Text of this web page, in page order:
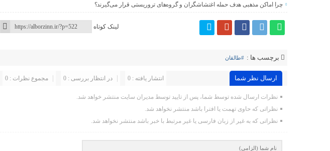
چرا اماکن مذهبی هدف حمله اغتشاشگران و گروه‌های تروریستی قرار می‌گیرند؟
لینک کوتاه
برچسب ها : #طالقان
ارسال نظر شما مجموع نظرات : 0 در انتظار بررسی : 0 انتشار یافته : 0
نظرات ارسال شده توسط شما، پس از تایید توسط مدیران سایت منتشر خواهد شد.
نظراتی که حاوی تهمت یا افترا باشد منتشر نخواهد شد.
نظراتی که به غیر از زبان فارسی یا غیر مرتبط با خبر باشد منتشر نخواهد شد.